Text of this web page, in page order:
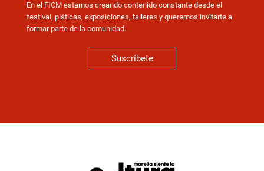
En el FICM estamos creando contenido constante desde el
festival, pláticas, exposiciones, talleres y queremos invitarte a
formar parte de la comunidad.
Suscríbete